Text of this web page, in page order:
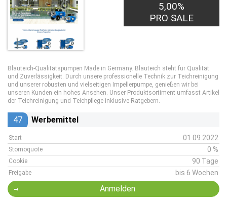
5,00%
PRO SALE
Blauteich-Qualitätspumpen Made in Germany. Blauteich steht für Qualität
und Zuverlässigkeit. Durch unsere professionelle Technik zur Teichreinigung
und unserer robusten und vielseitigen Impellerpumpe, genießen wir bei
unseren Kunden ein hohes Ansehen. Unser Produktsortiment umfasst Artikel
der Teichreinigung und Teichpflege inklusive Ratgebern.
47 Werbemittel
Start 01.09.2022
Stornoquote 0 %
Cookie 90 Tage
Freigabe bis 6 Wochen
Anmelden